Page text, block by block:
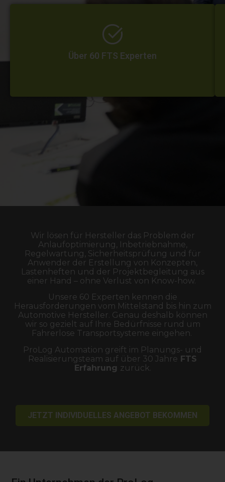
Über 60 FTS Experten
JETZT INDIVIDUELLES ANGEBOT BEKOMMEN
Wir lösen für Hersteller das Problem der
Anlaufoptimierung, Inbetriebnahme,
Regelwartung, Sicherheitsprüfung und für
Anwender der Erstellung von Konzepten,
Lastenheften und der Projektbegleitung aus
einer Hand – ohne Verlust von Know-how.
Unsere 60 Experten kennen die
Herausforderungen vom Mittelstand bis hin zum
Automotive Hersteller. Genau deshalb können
wir so gezielt auf Ihre Bedürfnisse rund um
Fahrerlose Transportsysteme eingehen.
ProLog Automation greift im Planungs- und
Realisierungsteam auf über 30 Jahre FTS
Erfahrung zurück.